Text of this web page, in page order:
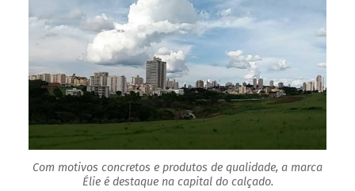
Com motivos concretos e produtos de qualidade, a marca
Élie é destaque na capital do calçado.